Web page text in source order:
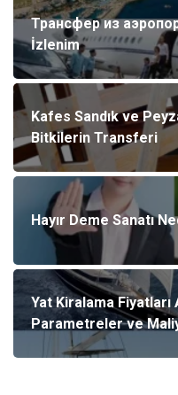
Трансфер из
İzlenim
Kafes Sandık ve
Bitkilerin Transferi
Hayır Deme Sanatı
Yat Kiralama
Parametreler ve